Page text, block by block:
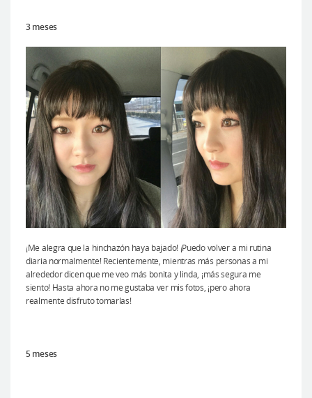
3 meses
¡Me alegra que la hinchazón haya bajado! ¡Puedo volver a mi rutina
diaria normalmente! Recientemente, mientras más personas a mi
alrededor dicen que me veo más bonita y linda, ¡más segura me
siento! Hasta ahora no me gustaba ver mis fotos, ¡pero ahora
realmente disfruto tomarlas!
5 meses